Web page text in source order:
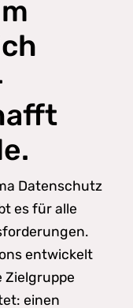
Datenschutz
es für alle
entwickelt
Zielgruppe
einen